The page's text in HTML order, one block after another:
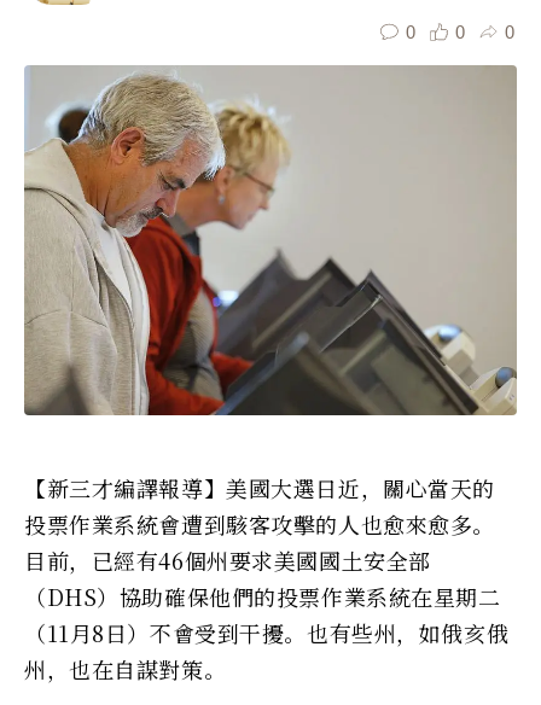
0 0 0
【新三才編譯報導】美國大選日近，關心當天的
投票作業系統會遭到駭客攻擊的人也愈來愈多。
目前，已經有46個州要求美國國土安全部
（DHS）協助確保他們的投票作業系統在星期二
（11月8日）不會受到干擾。也有些州，如俄亥俄
州，也在自謀對策。